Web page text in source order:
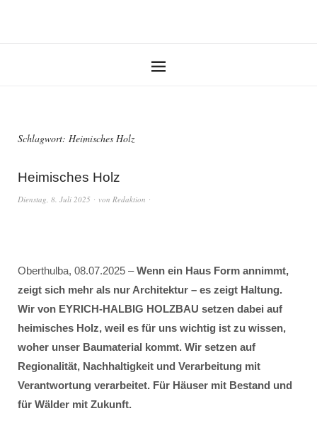
Schlagwort: Heimisches Holz
Heimisches Holz
Dienstag, 8. Juli 2025 von Redaktion
Oberthulba, 08.07.2025 –Wenn ein Haus Form annimmt,
zeigt sich mehr als nur Architektur – es zeigt Haltung.
Wir von EYRICH-HALBIG HOLZBAU setzen dabei auf
heimisches Holz, weil es für uns wichtig ist zu wissen,
woher unser Baumaterial kommt. Wir setzen auf
Regionalität, Nachhaltigkeit und Verarbeitung mit
Verantwortung verarbeitet. Für Häuser mit Bestand und
für Wälder mit Zukunft.